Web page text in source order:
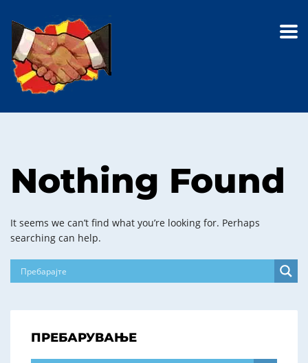
Nothing Found
It seems we can’t find what you’re looking for. Perhaps
searching can help.
ПРЕБАРУВАЊЕ